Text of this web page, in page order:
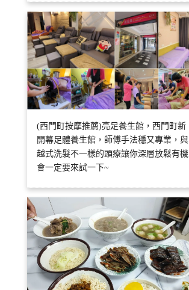
(西門町按摩推薦)亮足養生館，西門町新
開幕足體養生館，師傅手法穩又專業，與
越式洗髮不一樣的頭療讓你深層放鬆有機
會一定要來試一下~